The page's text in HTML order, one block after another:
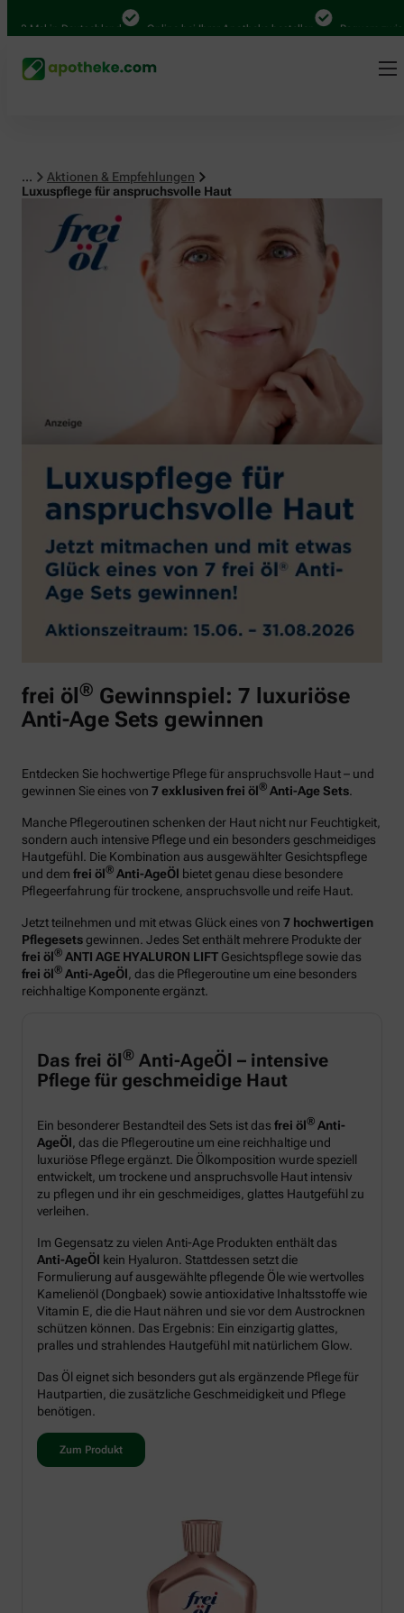
in Deutschland Online bei Ihrer Apotheke bestellen Bequem
...
Aktionen & Empfehlungen
Luxuspflege für anspruchsvolle Haut
frei öl ® Gewinnspiel: 7 luxuriöse
Anti-Age Sets gewinnen
Entdecken Sie hochwertige Pflege für anspruchsvolle Haut – und
gewinnen Sie eines von 7 exklusiven frei öl® Anti-Age Sets
Manche Pflegeroutinen schenken der Haut nicht nur Feuchtigkeit,
sondern auch intensive Pflege und ein besonders geschmeidiges
Hautgefühl. Die Kombination aus ausgewählter Gesichtspflege
und dem frei öl® Anti-AgeÖl bietet genau diese besondere
Pflegeerfahrung für trockene, anspruchsvolle und reife Haut.
Jetzt teilnehmen und mit etwas Glück eines von 7 hochwertigen
Pflegesetsgewinnen. Jedes Set enthält mehrere Produkte der
frei öl® ANTI AGE HYALURON LIFT Gesichtspflege sowie das
frei öl® Anti-AgeÖl , das die Pflegeroutine um eine besonders
reichhaltige Komponente ergänzt.
Das frei öl® Anti-AgeÖl – intensive
Pflege für geschmeidige Haut
Ein besonderer Bestandteil des Sets ist das frei öl® Anti-
AgeÖl, das die Pflegeroutine um eine reichhaltige und
luxuriöse Pflege ergänzt. Die Ölkomposition wurde speziell
entwickelt, um trockene und anspruchsvolle Haut intensiv
zu pflegen und ihr ein geschmeidiges, glattes Hautgefühl zu
verleihen.
Im Gegensatz zu vielen Anti-Age Produkten enthält das
Anti-AgeÖl kein Hyaluron. Stattdessen setzt die
Formulierung auf ausgewählte pflegende Öle wie wertvolles
Kamelienöl (Dongbaek) sowie antioxidative Inhaltsstoffe wie
Vitamin E, die die Haut nähren und sie vor dem Austrocknen
schützen können. Das Ergebnis: Ein einzigartig glattes,
pralles und strahlendes Hautgefühl mit natürlichem Glow.
Das Öl eignet sich besonders gut als ergänzende Pflege für
Hautpartien, die zusätzliche Geschmeidigkeit und Pflege
benötigen.
Zum Produkt